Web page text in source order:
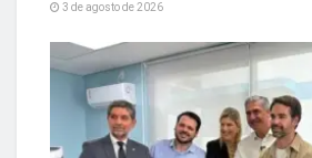
3 de agosto de 2026